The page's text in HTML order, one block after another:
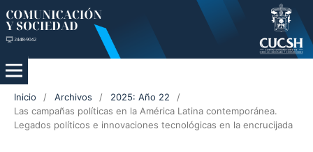
Inicio / Archivos / 2025: Año 22
/
Las campañas políticas en la América Latina contemporánea.
Legados políticos e innovaciones tecnológicas en la encrucijada